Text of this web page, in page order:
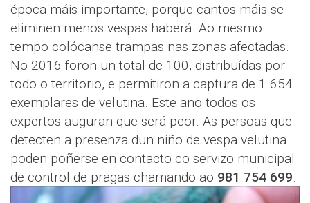
época máis importante, porque cantos máis se
eliminen menos vespas haberá. Ao mesmo
tempo colócanse trampas nas zonas afectadas.
No 2016 foron un total de 100, distribuídas por
todo o territorio, e permitiron a captura de 1.654
exemplares de velutina. Este ano todos os
expertos auguran que será peor. As persoas que
detecten a presenza dun niño de vespa velutina
poden poñerse en contacto co servizo municipal
de control de pragas chamando ao 981 754 699.